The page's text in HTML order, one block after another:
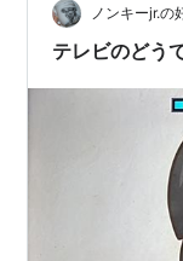
の励みになりま
ノンキーjr.の
テレビのどう